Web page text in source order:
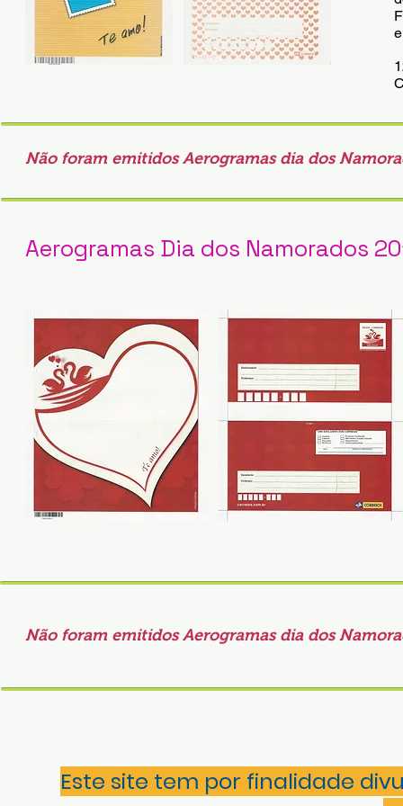
Não foram emitidos Aerogramas dia dos
Aerogramas Dia dos Namorados
Não foram emitidos Aerogramas dia dos
Este site tem por finalidade